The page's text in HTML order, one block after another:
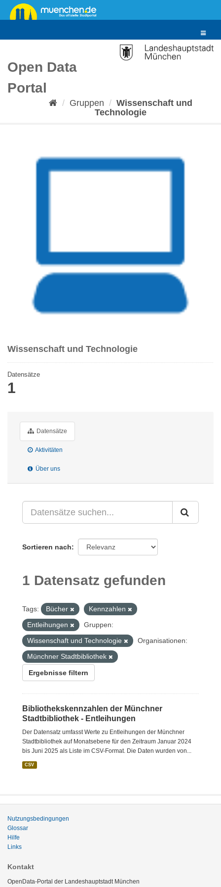
Überspringen
zum
Toggle
Open Data
Portal
Gruppen
Wissenschaft und
Technologie
Wissenschaft und Technologie
Datensätze
1
Datensätze
Aktivitäten
Über uns
Sortieren nach
1 Datensatz gefunden
Tags: Bücher
Kennzahlen
Entleihungen
Gruppen:
Wissenschaft und Technologie
Organisationen:
Münchner Stadtbibliothek
Ergebnisse filtern
Bibliothekskennzahlen der Münchner
Stadtbibliothek - Entleihungen
Der Datensatz umfasst Werte zu Entleihungen der Münchner
Stadtbibliothek auf Monatsebene für den Zeitraum Januar 2024
bis Juni 2025 als Liste im CSV-Format. Die Daten wurden von...
CSV
Nutzungsbedingungen
Glossar
Hilfe
Links
Kontakt
OpenData-Portal der Landeshauptstadt München